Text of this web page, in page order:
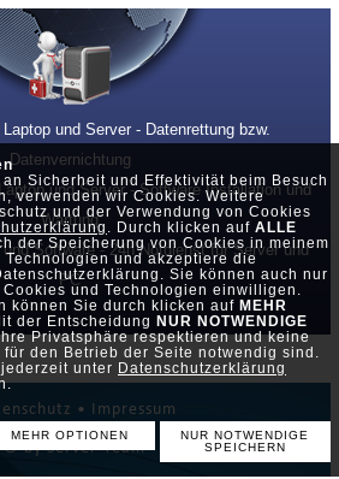
Sicherheit und Effektivität beim Besuch
verwenden wir Cookies. Weitere
und der Verwendung von Cookies
. Durch klicken auf ALLE
der Speicherung von Cookies in meinem
und akzeptiere die
Sie können auch nur
und Technologien einwilligen.
können Sie durch klicken auf MEHR
der Entscheidung NUR NOTWENDIGE
Privatsphäre respektieren und keine
den Betrieb der Seite notwendig sind.
unter Datenschutzerklärung
MEHR OPTIONEN
NUR NOTWENDIGE
SPEICHERN
und Server - Datenrettung bzw.
Datenvernichtung
und Server - Software Installation und
Wartung
Software - 24h Notdienst für Server und
PC
• Impressum
© by Server-Team